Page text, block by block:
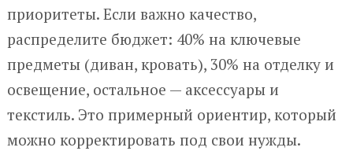
приоритеты. Если важно качество,
распределите бюджет: 40% на ключевые
предметы (диван, кровать), 30% на отделку и
освещение, остальное — аксессуары и
текстиль. Это примерный ориентир, который
можно корректировать под свои нужды.